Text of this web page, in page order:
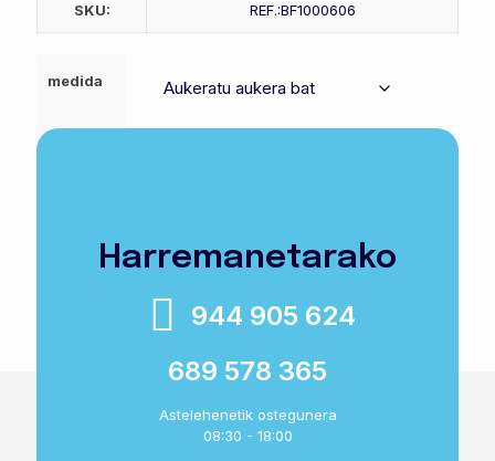
SKU: REF.:BF1000606
medida
Harremanetarako
944 905 624
689 578 365
Astelehenetik ostegunera
08:30 - 18:00